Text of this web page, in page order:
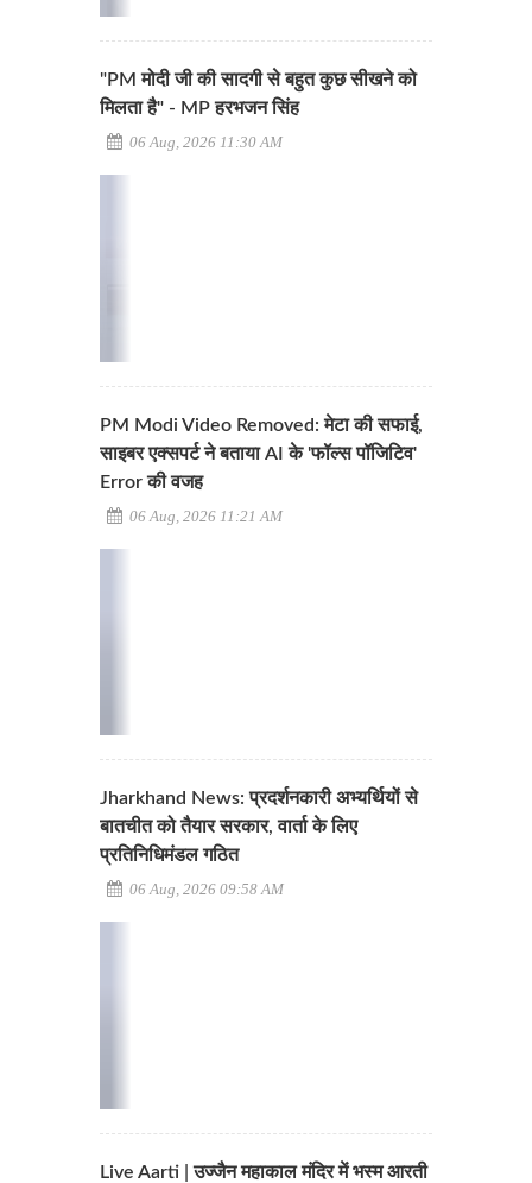
"PM मोदी जी की सादगी से बहुत कुछ सीखने को
मिलता है" - MP हरभजन सिंह
06 Aug, 2026 11:30 AM
PM Modi Video Removed: मेटा की सफाई,
साइबर एक्सपर्ट ने बताया AI के 'फॉल्स पॉजिटिव'
Error की वजह
06 Aug, 2026 11:21 AM
Jharkhand News: प्रदर्शनकारी अभ्यर्थियों से
बातचीत को तैयार सरकार, वार्ता के लिए
प्रतिनिधिमंडल गठित
06 Aug, 2026 09:58 AM
Live Aarti | उज्जैन महाकाल मंदिर में भस्म आरती